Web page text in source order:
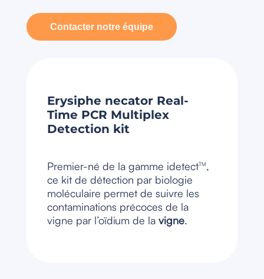
Contacter notre équipe
Erysiphe necator Real-
Time PCR Multiplex
Detection kit
Premier-né de la gamme idetectTM,
ce kit de détection par biologie
moléculaire permet de suivre les
contaminations précoces de la
vigne par l’oïdium de la vigne.